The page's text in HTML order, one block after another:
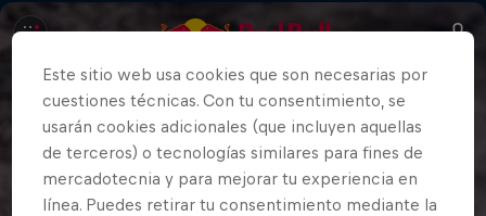
Este sitio web usa cookies que son necesarias por
cuestiones técnicas. Con tu consentimiento, se
usarán cookies adicionales (que incluyen aquellas
de terceros) o tecnologías similares para fines de
mercadotecnia y para mejorar tu experiencia en
línea. Puedes retirar tu consentimiento mediante la